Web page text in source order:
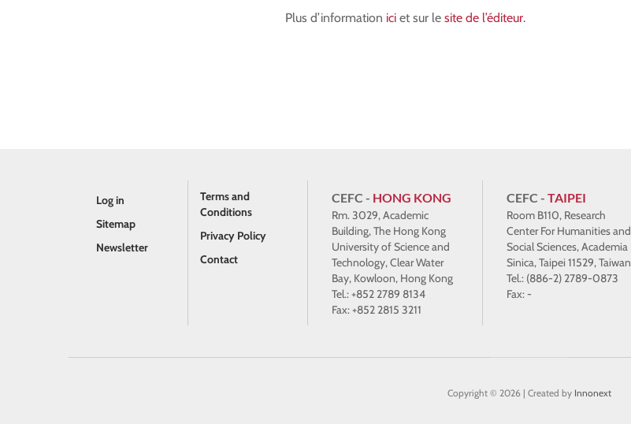
Plus d’information ici et sur le site de l’éditeur.
Log in
Sitemap
Newsletter
Terms and
Conditions
Privacy Policy
Contact
CEFC - HONG KONG
Rm. 3029, Academic
Building, The Hong Kong
University of Science and
Technology, Clear Water
Bay, Kowloon, Hong Kong
Tel.: +852 2789 8134
Fax: +852 2815 3211
CEFC -TAIPEI
Room B110, Research
Center For Humanities and
Social Sciences, Academia
Sinica, Taipei 11529, Taiwan
Tel.: (886-2) 2789-0873
Fax: -
Copyright © 2026 | Created by Innonext